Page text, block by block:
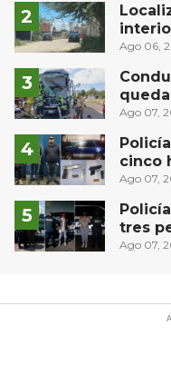
Ago 06,
Ago 07,
cinco
Ago 07,
tres
Ago 07,